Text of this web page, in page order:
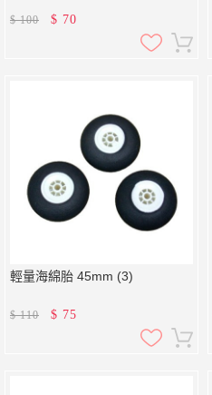
$100 $ 70
輕量海綿胎 45mm (3)
$110 $ 75